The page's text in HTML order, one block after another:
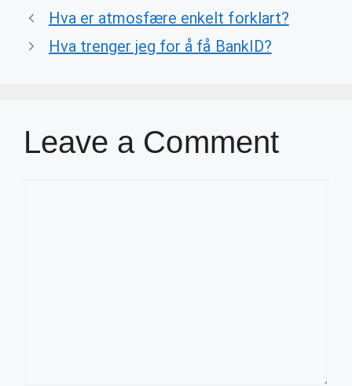
Hva er atmosfære enkelt forklart?
Hva trenger jeg for å få BankID?
Leave a Comment